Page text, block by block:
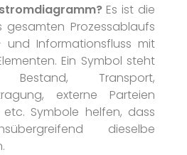
Es ist die
gesamten Prozessablaufs
und Informationsfluss mit
Ein Symbol steht
Transport,
externe Parteien
etc. Symbole helfen, dass
dieselbe